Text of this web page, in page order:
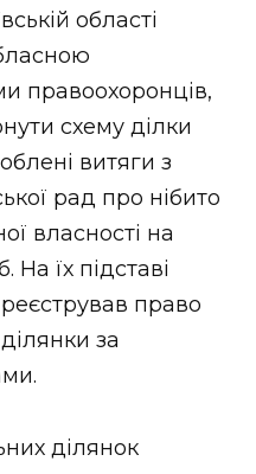
області
правоохоронців,
схему ділки
витяги з
рад про нібито
власності на
На їх підставі
право
за
ділянок